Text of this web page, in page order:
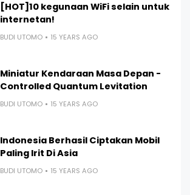
[HOT]10 kegunaan WiFi selain untuk
internetan!
BUDI UTOMO 15 YEARS AGO
Miniatur Kendaraan Masa Depan -
Controlled Quantum Levitation
BUDI UTOMO 15 YEARS AGO
Indonesia Berhasil Ciptakan Mobil
Paling Irit Di Asia
BUDI UTOMO 15 YEARS AGO